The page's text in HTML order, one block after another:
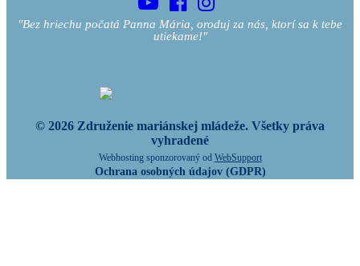
"Bez hriechu počatá Panna Mária, oroduj za nás, ktorí sa k tebe
utiekame!"
© 2026 Združenie mariánskej mládeže. Všetky práva
vyhradené
Webhosting sponzorovaný od WebSupport
Ochrana osobných údajov (GDPR)